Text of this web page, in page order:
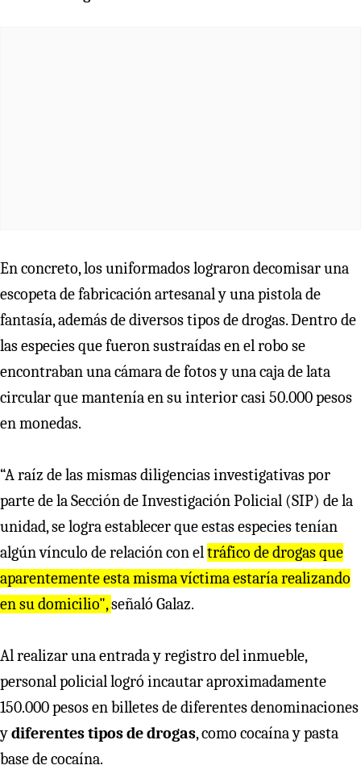
En concreto, los uniformados lograron decomisar una
escopeta de fabricación artesanal y una pistola de
fantasía, además de diversos tipos de drogas. Dentro de
las especies que fueron sustraídas en el robo se
encontraban una cámara de fotos y una caja de lata
circular que mantenía en su interior casi 50.000 pesos
en monedas.
“A raíz de las mismas diligencias investigativas por
parte de la Sección de Investigación Policial (SIP) de la
unidad, se logra establecer que estas especies tenían
algún vínculo de relación con eltráfico de drogas que
aparentemente esta misma víctima estaría realizando
en su domicilio",señaló Galaz.
Al realizar una entrada y registro del inmueble,
personal policial logró incautar aproximadamente
150.000 pesos en billetes de diferentes denominaciones
ydiferentes tipos de drogas, como cocaína y pasta
base de cocaína.